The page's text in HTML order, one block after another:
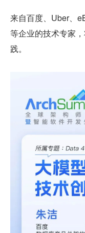
来自百度、Uber、
等企业的技术专家
践。